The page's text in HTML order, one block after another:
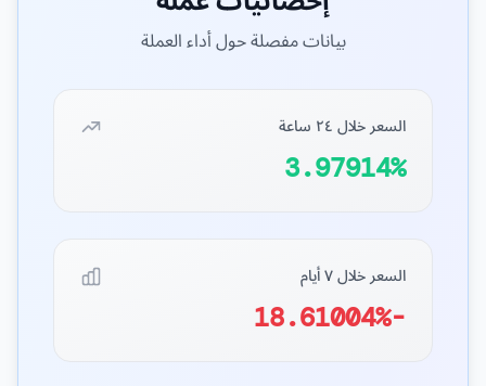
بيانات مفصلة حول أداء العملة
السعر خلال ٢٤ ساعة
3.97914%
السعر خلال ٧ أيام
-18.61004%